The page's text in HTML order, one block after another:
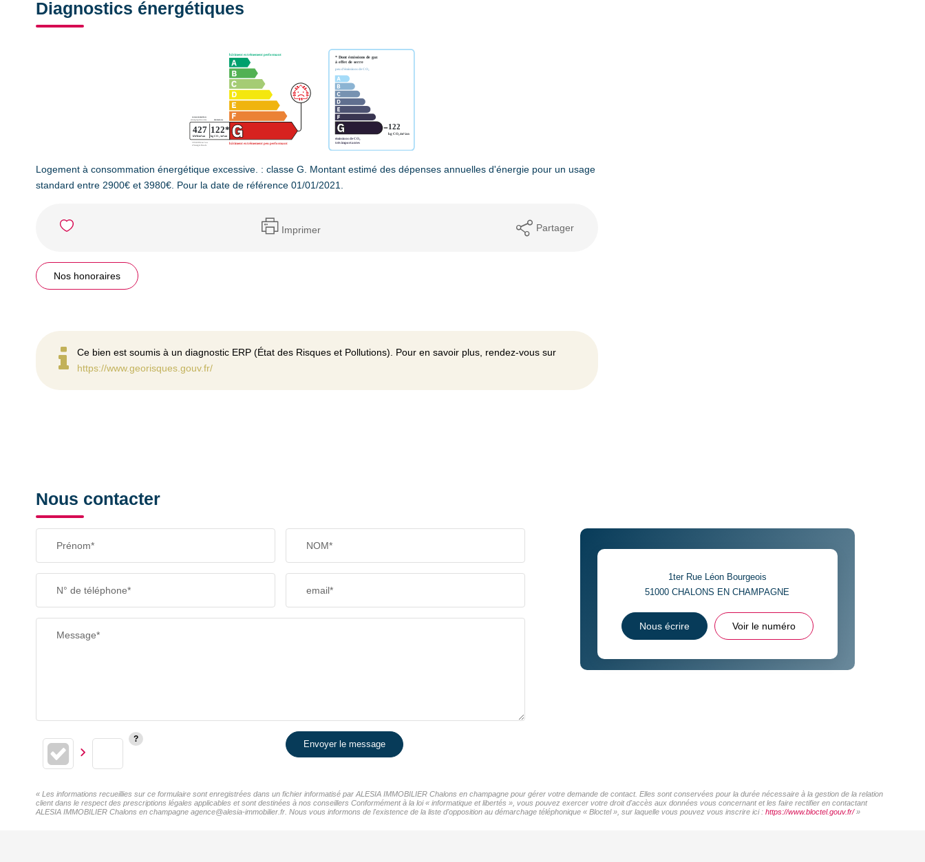
Diagnostics énergétiques
Logement à consommation énergétique excessive. : classe G. Montant estimé des dépenses annuelles d'énergie pour un usage
standard entre 2900€ et 3980€. Pour la date de référence 01/01/2021.
Imprimer Partager
Nos honoraires
Ce bien est soumis à un diagnostic ERP (État des Risques et Pollutions). Pour en savoir plus, rendez-vous sur
https://www.georisques.gouv.fr/
Nous contacter
Prénom* NOM*
N° de téléphone* email*
Message*
Envoyer le message
1ter Rue Léon Bourgeois
51000CHALONS EN CHAMPAGNE
Nous écrire Voir le numéro
« Les informations recueillies sur ce formulaire sont enregistrées dans un fichier informatisé par ALESIA IMMOBILIER Chalons en champagne pour gérer votre demande de contact. Elles sont conservées pour la durée nécessaire à la gestion de la relation
client dans le respect des prescriptions légales applicables et sont destinées à nos conseillers Conformément à la loi « informatique et libertés », vous pouvez exercer votre droit d'accès aux données vous concernant et les faire rectifier en contactant
ALESIA IMMOBILIER Chalons en champagne agence@alesia-immobilier.fr. Nous vous informons de l'existence de la liste d'opposition au démarchage téléphonique « Bloctel », sur laquelle vous pouvez vous inscrire ici : https://www.bloctel.gouv.fr/»